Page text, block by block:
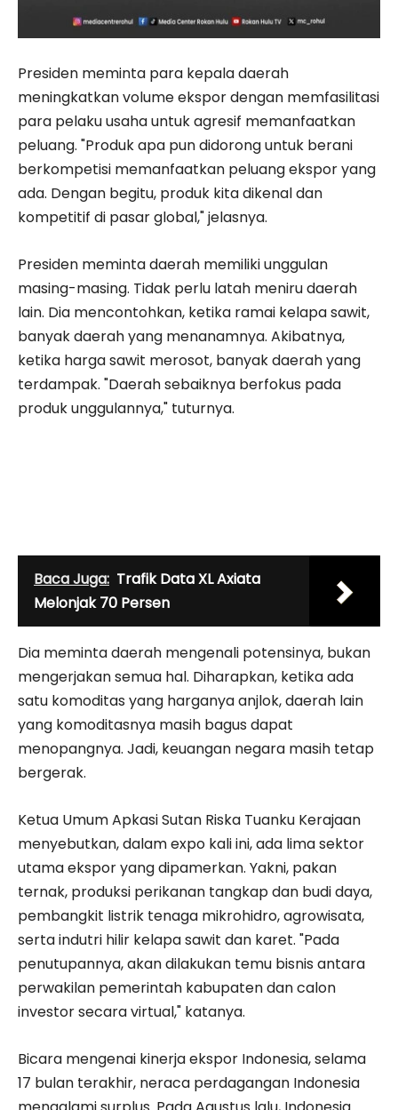
Presiden meminta para kepala daerah
meningkatkan volume ekspor dengan memfasilitasi
para pelaku usaha untuk agresif memanfaatkan
peluang. "Produk apa pun didorong untuk berani
berkompetisi memanfaatkan peluang ekspor yang
ada. Dengan begitu, produk kita dikenal dan
kompetitif di pasar global," jelasnya.
Presiden meminta daerah memiliki unggulan
masing-masing. Tidak perlu latah meniru daerah
lain. Dia mencontohkan, ketika ramai kelapa sawit,
banyak daerah yang menanamnya. Akibatnya,
ketika harga sawit merosot, banyak daerah yang
terdampak. "Daerah sebaiknya berfokus pada
produk unggulannya," tuturnya.
Baca Juga: Trafik Data XL Axiata
Melonjak 70 Persen
Dia meminta daerah mengenali potensinya, bukan
mengerjakan semua hal. Diharapkan, ketika ada
satu komoditas yang harganya anjlok, daerah lain
yang komoditasnya masih bagus dapat
menopangnya. Jadi, keuangan negara masih tetap
bergerak.
Ketua Umum Apkasi Sutan Riska Tuanku Kerajaan
menyebutkan, dalam expo kali ini, ada lima sektor
utama ekspor yang dipamerkan. Yakni, pakan
ternak, produksi perikanan tangkap dan budi daya,
pembangkit listrik tenaga mikrohidro, agrowisata,
serta indutri hilir kelapa sawit dan karet. "Pada
penutupannya, akan dilakukan temu bisnis antara
perwakilan pemerintah kabupaten dan calon
investor secara virtual," katanya.
Bicara mengenai kinerja ekspor Indonesia, selama
17 bulan terakhir, neraca perdagangan Indonesia